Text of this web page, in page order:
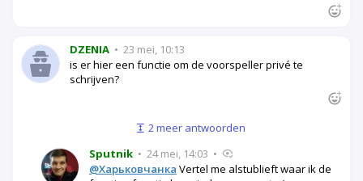
DZENIA • 23 mei, 10:13
is er hier een functie om de voorspeller privé te
schrijven?
2 meer antwoorden
Sputnik • 24 mei, 14:03 •
@Харьковчанка Vertel me alstublieft waar ik de